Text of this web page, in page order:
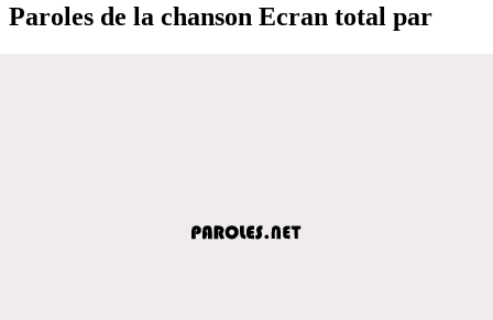
Paroles de la chanson Ecran total par